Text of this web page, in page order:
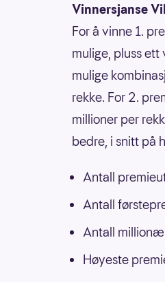
Vinnersjanse
For å vinne 1.
mulige, pluss
mulige
rekke. For 2.
millioner per
bedre, i snitt på
Antall
Antall
Antall
Høyeste